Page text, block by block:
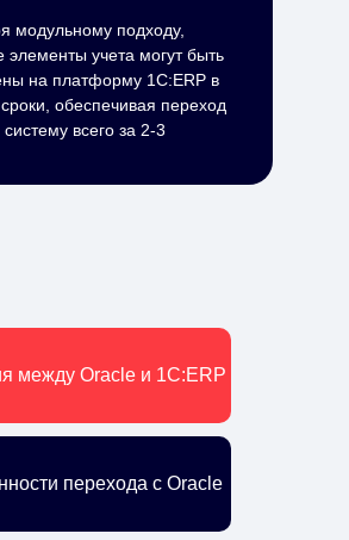
модульному подходу,
элементы учета могут быть
на платформу 1С:ERP в
сроки, обеспечивая переход
всего за 2-3
между Oracle и 1С:ERP
перехода с Oracle